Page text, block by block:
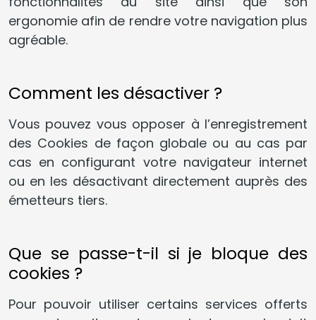
ergonomie afin de rendre votre navigation plus
agréable.
Comment les désactiver ?
Vous pouvez vous opposer à l’enregistrement
des Cookies de façon globale ou au cas par
cas en configurant votre navigateur internet
ou en les désactivant directement auprès des
émetteurs tiers.
Que se passe-t-il si je bloque des
cookies ?
Pour pouvoir utiliser certains services offerts